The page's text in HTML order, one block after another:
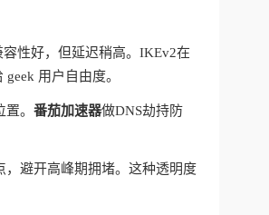
性好，但延迟稍高。IKEv2在
用户自由度。
。 番茄加速器做DNS劫持防
避开高峰期拥堵。这种透明度